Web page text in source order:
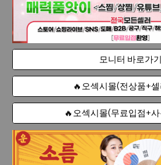
모니터 바로가기
🔥오섹시몰(전상품+
🔥오섹시몰(무료입점+